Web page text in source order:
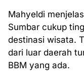
Mahyeldi
Sumbar cukup
destinasi wisata.
dari luar daerah
BBM yang ada.